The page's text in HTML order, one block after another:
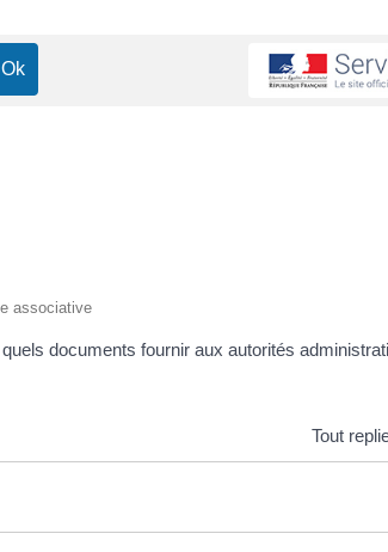
associative
documents fournir aux autorités
Tout